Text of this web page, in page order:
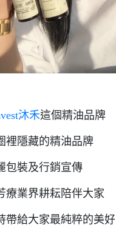
沐禾這個精油品牌
裡隱藏的精油品牌
包裝及行銷宣傳
療業界耕耘陪伴大家
帶給大家最純粹的美好